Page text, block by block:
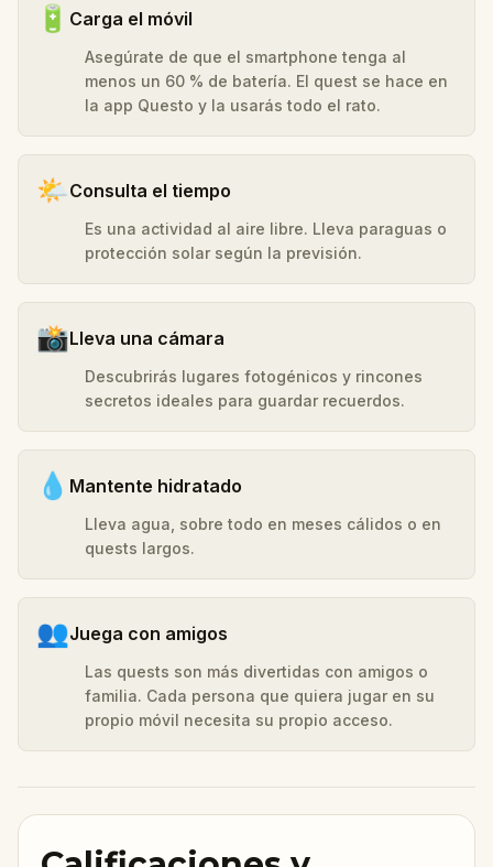
🔋 Carga el móvil
Asegúrate de que el smartphone tenga al
menos un 60 % de batería. El quest se hace en
la app Questo y la usarás todo el rato.
🌤️Consulta el tiempo
Es una actividad al aire libre. Lleva paraguas o
protección solar según la previsión.
📸Lleva una cámara
Descubrirás lugares fotogénicos y rincones
secretos ideales para guardar recuerdos.
💧 Mantente hidratado
Lleva agua, sobre todo en meses cálidos o en
quests largos.
👥Juega con amigos
Las quests son más divertidas con amigos o
familia. Cada persona que quiera jugar en su
propio móvil necesita su propio acceso.